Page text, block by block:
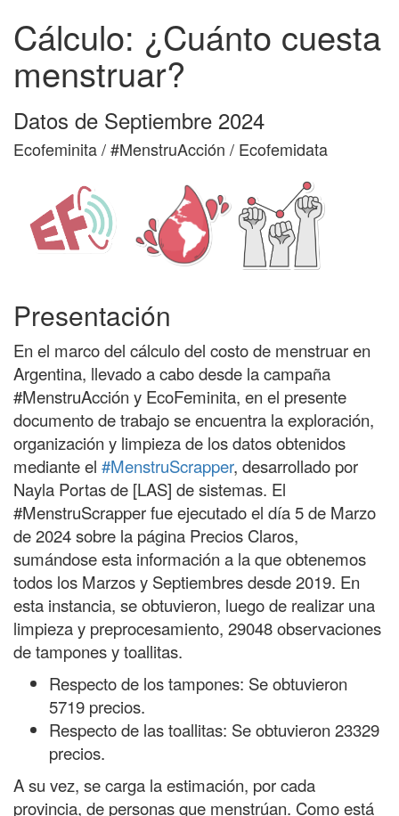
Cálculo: ¿Cuánto cuesta
menstruar?
Datos de Septiembre 2024
Ecofeminita / #MenstruAcción / Ecofemidata
Presentación
En el marco del cálculo del costo de menstruar en
Argentina, llevado a cabo desde la campaña
#MenstruAcción y EcoFeminita, en el presente
documento de trabajo se encuentra la exploración,
organización y limpieza de los datos obtenidos
mediante el #MenstruScrapper, desarrollado por
Nayla Portas de [LAS] de sistemas. El
#MenstruScrapper fue ejecutado el día 5 de Marzo
de 2024 sobre la página Precios Claros,
sumándose esta información a la que obtenemos
todos los Marzos y Septiembres desde 2019. En
esta instancia, se obtuvieron, luego de realizar una
limpieza y preprocesamiento, 29048 observaciones
de tampones y toallitas.
Respecto de los tampones: Se obtuvieron
5719 precios.
Respecto de las toallitas: Se obtuvieron 23329
precios.
A su vez, se carga la estimación, por cada
provincia, de personas que menstrúan. Como está